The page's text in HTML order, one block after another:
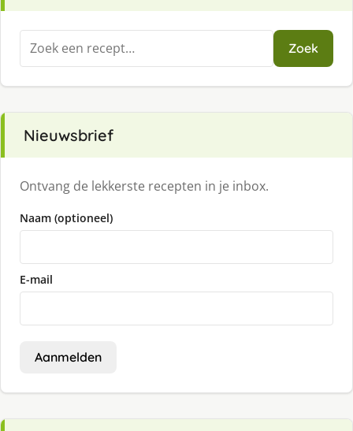
Zoeken
naar:
Zoek
Nieuwsbrief
Ontvang de lekkerste recepten in je inbox.
Naam (optioneel)
E-mail
Aanmelden